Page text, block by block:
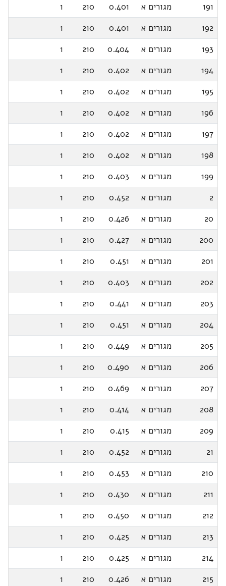
191 מגורים א 0.401
210
1
192
מגורים א 0.401
210
1
193
מגורים א 0.404
210
1
194
מגורים א 0.402
210
1
195
מגורים א 0.402
210
1
196
מגורים א 0.402
210
1
197
מגורים א 0.402
210
1
198
מגורים א 0.402
210
1
199
מגורים א 0.403
210
1
2
מגורים א 0.452
210
1
20
מגורים א 0.426
210
1
200
מגורים א 0.427
210
1
201
מגורים א 0.451
210
1
202
מגורים א 0.403
210
1
203
מגורים א 0.441
210
1
204
מגורים א 0.451
210
1
205
מגורים א 0.449
210
1
206
מגורים א 0.490
210
1
207
מגורים א 0.469
210
1
208
מגורים א 0.414
210
1
209
מגורים א 0.415
210
1
21
מגורים א 0.452
210
1
210
מגורים א 0.453
210
1
211
מגורים א 0.430
210
1
212
מגורים א 0.450
210
1
213
מגורים א 0.425
210
1
214
מגורים א 0.425
210
1
215
מגורים א 0.426
210
1